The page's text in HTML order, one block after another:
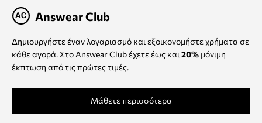
Answear Club
Δημιουργήστε έναν λογαριασμό και εξοικονομήστε χρήματα σε
κάθε αγορά. Στο Answear Club έχετε έως και 20% μόνιμη
έκπτωση από τις πρώτες τιμές.
Μάθετε περισσότερα